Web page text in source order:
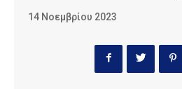
14 Νοεμβρίου 2023